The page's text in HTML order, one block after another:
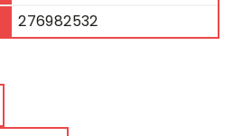
276982532